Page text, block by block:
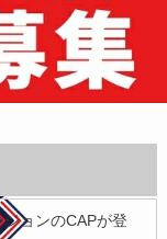
ョンのCAPが登